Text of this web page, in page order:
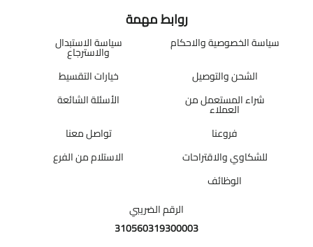
روابط مهمة
سياسة الخصوصية والاحكام سياسة الاستبدال
والاسترجاع
الشحن والتوصيل
خيارات التقسيط
شراء المستعمل من
العملاء
الأسئلة الشائعة
فروعنا
تواصل معنا
للشكاوي والاقتراحات
الاستلام من الفرع
الوظائف
الرقم الضريبي
310560319300003